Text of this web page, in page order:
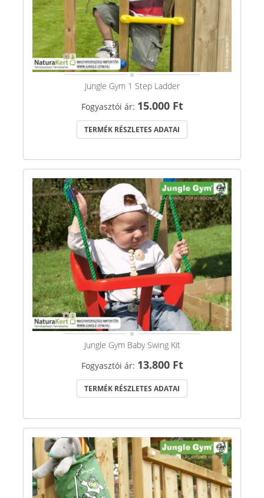
Jungle Gym 1 Step Ladder
Fogyasztói ár: 15.000 Ft
TERMÉK RÉSZLETES ADATAI
Jungle Gym Baby Swing Kit
Fogyasztói ár: 13.800 Ft
TERMÉK RÉSZLETES ADATAI